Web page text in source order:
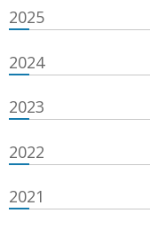
2025
2024
2023
2022
2021